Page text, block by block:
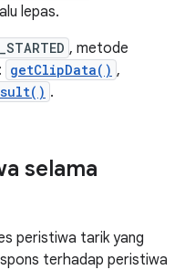
lepas.
, metode
getClipData() ,
.
selama
peristiwa tarik yang
terhadap peristiwa